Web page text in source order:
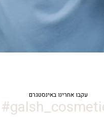
עקבו אחרינו באינסטגרם